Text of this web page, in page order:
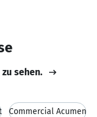
sehen.
Commercial Acumen